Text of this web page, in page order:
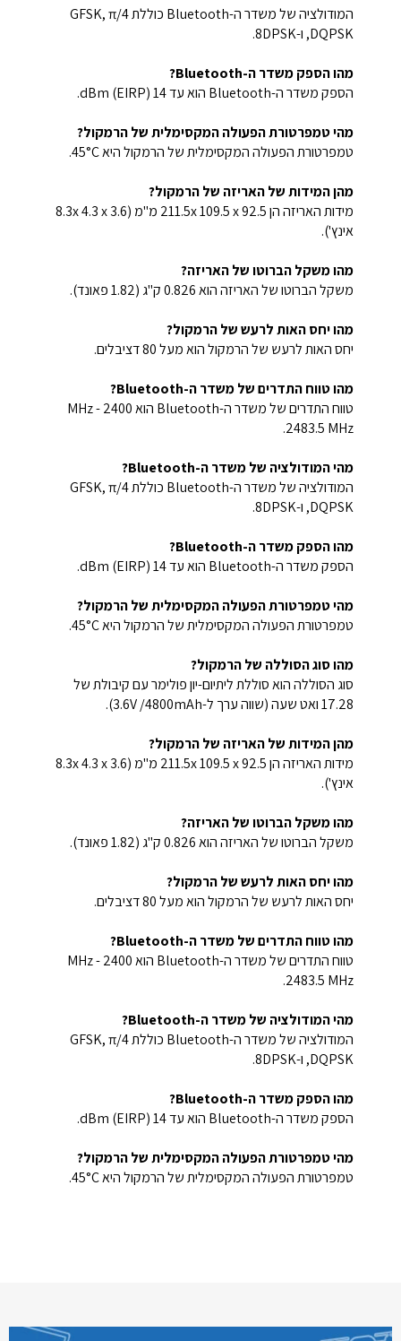
המודולציה של משדר ה-Bluetooth כוללת GFSK, π/4
DQPSK, ו-8DPSK.
מהו הספק משדר ה-Bluetooth?
הספק משדר ה-Bluetooth הוא עד 14 dBm (EIRP).
מהי טמפרטורת הפעולה המקסימלית של הרמקול?
טמפרטורת הפעולה המקסימלית של הרמקול היא 45°C.
מהן המידות של האריזה של הרמקול?
מידות האריזה הן 211.5x 109.5 x 92.5 מ"מ (8.3x 4.3 x 3.6
אינץ').
מהו משקל הברוטו של האריזה?
משקל הברוטו של האריזה הוא 0.826 ק"ג (1.82 פאונד).
מהו יחס האות לרעש של הרמקול?
יחס האות לרעש של הרמקול הוא מעל 80 דציבלים.
מהו טווח התדרים של משדר ה-Bluetooth?
טווח התדרים של משדר ה-Bluetooth הוא 2400 MHz -
2483.5 MHz.
מהי המודולציה של משדר ה-Bluetooth?
המודולציה של משדר ה-Bluetooth כוללת GFSK, π/4
DQPSK, ו-8DPSK.
מהו הספק משדר ה-Bluetooth?
הספק משדר ה-Bluetooth הוא עד 14 dBm (EIRP).
מהי טמפרטורת הפעולה המקסימלית של הרמקול?
טמפרטורת הפעולה המקסימלית של הרמקול היא 45°C.
מהו סוג הסוללה של הרמקול?
סוג הסוללה הוא סוללת ליתיום-יון פולימר עם קיבולת של
17.28 ואט שעה (שווה ערך ל-3.6V /4800mAh).
מהן המידות של האריזה של הרמקול?
מידות האריזה הן 211.5x 109.5 x 92.5 מ"מ (8.3x 4.3 x 3.6
אינץ').
מהו משקל הברוטו של האריזה?
משקל הברוטו של האריזה הוא 0.826 ק"ג (1.82 פאונד).
מהו יחס האות לרעש של הרמקול?
יחס האות לרעש של הרמקול הוא מעל 80 דציבלים.
מהו טווח התדרים של משדר ה-Bluetooth?
טווח התדרים של משדר ה-Bluetooth הוא 2400 MHz -
2483.5 MHz.
מהי המודולציה של משדר ה-Bluetooth?
המודולציה של משדר ה-Bluetooth כוללת GFSK, π/4
DQPSK, ו-8DPSK.
מהו הספק משדר ה-Bluetooth?
הספק משדר ה-Bluetooth הוא עד 14 dBm (EIRP).
מהי טמפרטורת הפעולה המקסימלית של הרמקול?
טמפרטורת הפעולה המקסימלית של הרמקול היא 45°C.